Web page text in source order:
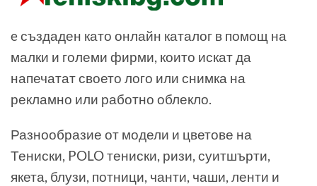
e създаден като онлайн каталог в помощ на
малки и големи фирми, които искат да
напечатат своето лого или снимка на
рекламно или работно облекло.
Разнообразие от модели и цветове на
Тениски, POLO тениски, ризи, суитшърти,
якета, блузи, потници, чанти, чаши, ленти и